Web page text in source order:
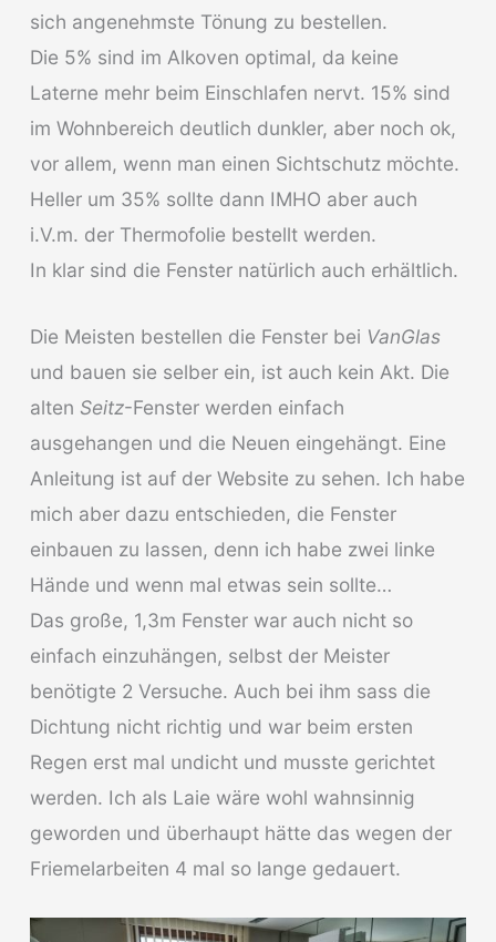
sich angenehmste Tönung zu bestellen.
Die 5% sind im Alkoven optimal, da keine
Laterne mehr beim Einschlafen nervt. 15% sind
im Wohnbereich deutlich dunkler, aber noch ok,
vor allem, wenn man einen Sichtschutz möchte.
Heller um 35% sollte dann IMHO aber auch
i.V.m. der Thermofolie bestellt werden.
In klar sind die Fenster natürlich auch erhältlich.
Die Meisten bestellen die Fenster bei VanGlas
und bauen sie selber ein, ist auch kein Akt. Die
alten Seitz-Fenster werden einfach
ausgehangen und die Neuen eingehängt. Eine
Anleitung ist auf der Website zu sehen. Ich habe
mich aber dazu entschieden, die Fenster
einbauen zu lassen, denn ich habe zwei linke
Hände und wenn mal etwas sein sollte…
Das große, 1,3m Fenster war auch nicht so
einfach einzuhängen, selbst der Meister
benötigte 2 Versuche. Auch bei ihm sass die
Dichtung nicht richtig und war beim ersten
Regen erst mal undicht und musste gerichtet
werden. Ich als Laie wäre wohl wahnsinnig
geworden und überhaupt hätte das wegen der
Friemelarbeiten 4 mal so lange gedauert.